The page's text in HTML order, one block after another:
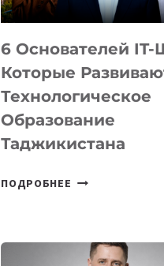
OPENAI
6 Основателей IT-
Которые
Технологическое
Образование
Таджикистана
ПОДРОБНЕЕ
КОТОРЫЕ